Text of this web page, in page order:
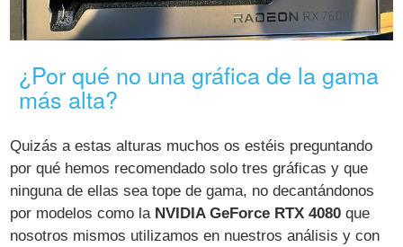
¿Por qué no una gráfica de la gama
más alta?
Quizás a estas alturas muchos os estéis preguntando
por qué hemos recomendado solo tres gráficas y que
ninguna de ellas sea tope de gama, no decantándonos
por modelos como la NVIDIA GeForce RTX 4080 que
nosotros mismos utilizamos en nuestros análisis y con